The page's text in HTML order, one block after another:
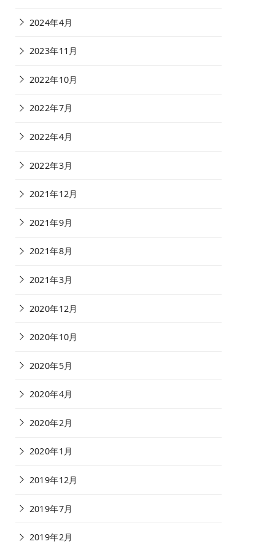
2024年4月
2023年11月
2022年10月
2022年7月
2022年4月
2022年3月
2021年12月
2021年9月
2021年8月
2021年3月
2020年12月
2020年10月
2020年5月
2020年4月
2020年2月
2020年1月
2019年12月
2019年7月
2019年2月